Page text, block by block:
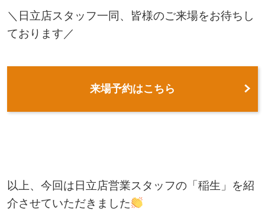
＼日立店スタッフ一同、皆様のご来場をお待ちし
ております／
来場予約はこちら
以上、今回は日立店営業スタッフの「稲生」を紹
介させていただきました